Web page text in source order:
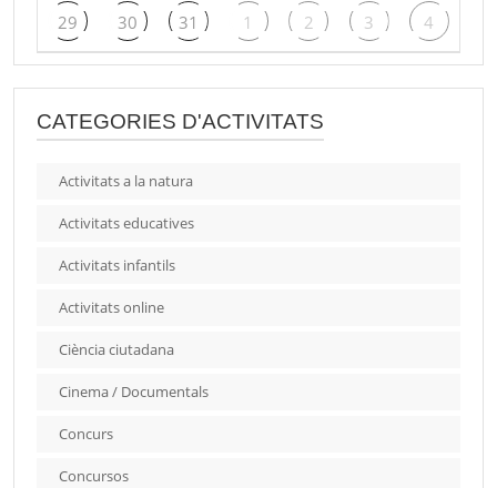
29 30 31 1 2 3 4
CATEGORIES D'ACTIVITATS
Activitats a la natura
Activitats educatives
Activitats infantils
Activitats online
Ciència ciutadana
Cinema / Documentals
Concurs
Concursos